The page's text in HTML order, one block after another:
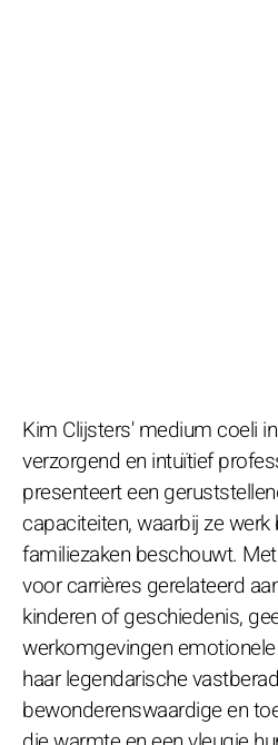
Kim Clijsters' medium coeli
verzorgend en intuïtief
presenteert een
capaciteiten, waarbij ze werk
familiezaken beschouwt.
voor carrières gerelateerd
kinderen of geschiedenis,
werkomgevingen
haar legendarische
bewonderenswaardige en